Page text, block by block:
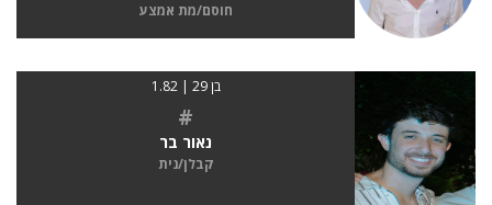
חוסם/מת אמצע
בן 29 | 1.82
#
נאור בר
קבלן/נית